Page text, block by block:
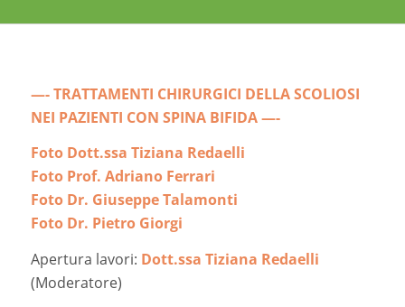
—- TRATTAMENTI CHIRURGICI DELLA SCOLIOSI
NEI PAZIENTI CON SPINA BIFIDA —-
Foto Dott.ssa Tiziana Redaelli
Foto Prof. Adriano Ferrari
Foto Dr. Giuseppe Talamonti
Foto Dr. Pietro Giorgi
Apertura lavori: Dott.ssa Tiziana Redaelli
(Moderatore)